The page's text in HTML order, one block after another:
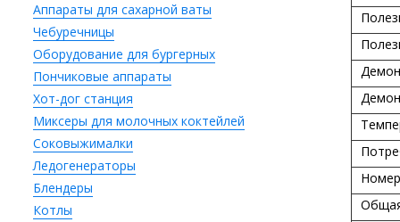
Аппараты для сахарной ваты
Чебуречницы
Оборудование для бургерных
Пончиковые аппараты
Хот-дог станция
Миксеры для молочных коктейлей
Соковыжималки
Ледогенераторы
Блендеры
Котлы